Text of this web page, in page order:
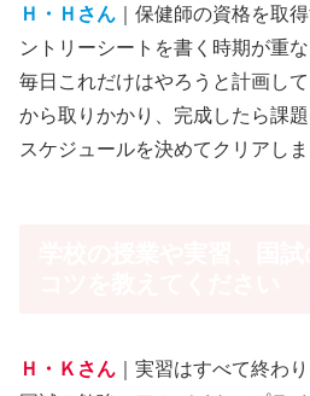
Ｈ・Ｈさん ｜保健師の資格を取
ントリーシートを書く時期が重
毎日これだけはやろうと計画し
から取りかかり、完成したら課
スケジュールを決めてクリアしま
Ｈ・Ｋさん ｜実習はすべて終わ